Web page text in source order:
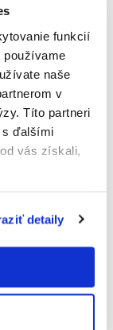
funkcií
používame
naše
v
Títo partneri
s ďalšími
vás získali,
detaily
so